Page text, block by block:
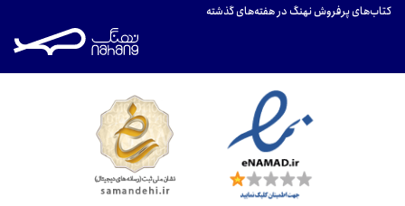
کتاب‌های پرفروش نهنگ در هفته‌های گذشته